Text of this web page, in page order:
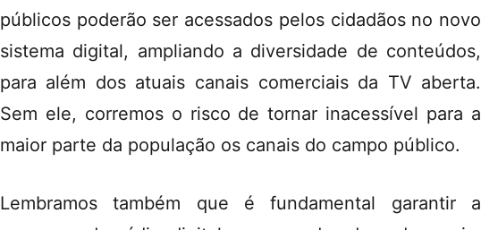
públicos poderão ser acessados pelos cidadãos no novo
sistema digital, ampliando a diversidade de conteúdos,
para além dos atuais canais comerciais da TV aberta.
Sem ele, corremos o risco de tornar inacessível para a
maior parte da população os canais do campo público.
Lembramos também que é fundamental garantir a